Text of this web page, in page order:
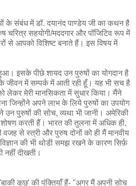
के संबंध में डॉ. दयानंद पाण्डेय जी का कथन है
चरित्र सहयोगी/मददगार और पॉजिटिव रूप में
से आपको विशिष्ट बनाते हैं। इस विषय में
इसके पीछे शायद उन पुरुषों का योगदान है
जीवन में सम्पर्क में आती रही हूँ। यह भी सच है
लेकर मेरी मानसिकता में सुधार किया। मैंने
जिन्होंने अपने लाभ के लिये पुरुषों का उपयोग
उन पुरुषों की सोच, व्यथा भी जानी। अमेरिकी
शोषण करती हैं। भारत की तुलना में अधिक ही,
से स्त्री और पुरुष दोनों को ही मैं मानवीय
की भी थोडी समझ रखने के कारण सिर्फ़
दीखती।
कुछ' की पंक्तियाँ हैं- "अगर मैं अपनी सोच